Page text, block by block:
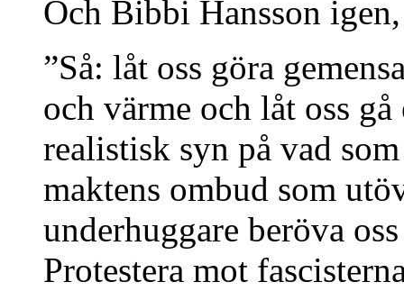
Och Bibbi Hansson igen,
”Så: låt oss göra
och värme och låt oss
realistisk syn på vad
maktens ombud som
underhuggare beröva
Protestera mot